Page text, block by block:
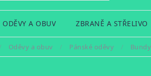
ODĚVY A OBUV ZBRANĚ A STŘELIVO
Oděvy a obuv / Pánské oděvy /